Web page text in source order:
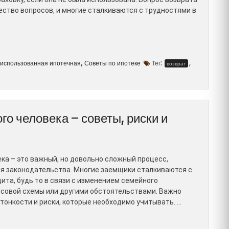
вопросов, и многие сталкиваются с трудностями в
ипотечная, Советы по ипотеке Тег: возврат ,
человека – советы, риски и
– это важный, но довольно сложный процесс,
законодательства. Многие заемщики сталкиваются с
будь то в связи с изменением семейного
схемы или другими обстоятельствами. Важно
и риски, которые необходимо учитывать. …